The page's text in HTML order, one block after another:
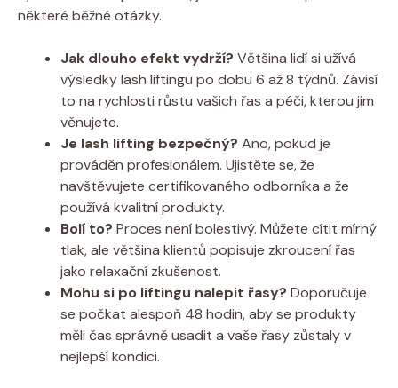
některé běžné otázky.
Jak dlouho efekt vydrží? Většina lidí si užívá
výsledky lash liftingu po dobu 6 až 8 týdnů. Závisí
to na rychlosti růstu vašich řas a péči, kterou jim
věnujete.
Je lash lifting bezpečný? Ano, pokud je
prováděn profesionálem. Ujistěte se, že
navštěvujete certifikovaného odborníka a že
používá kvalitní produkty.
Bolí to? Proces není bolestivý. Můžete cítit mírný
tlak, ale většina klientů popisuje zkroucení řas
jako relaxační zkušenost.
Mohu si po liftingu nalepit řasy? Doporučuje
se počkat alespoň 48 hodin, aby se produkty
měli čas správně usadit a vaše řasy zůstaly v
nejlepší kondici.